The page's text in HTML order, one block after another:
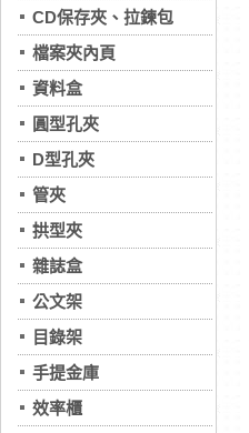
CD保存夾、拉鍊包
檔案夾內頁
資料盒
圓型孔夾
D型孔夾
管夾
拱型夾
雜誌盒
公文架
目錄架
手提金庫
效率櫃